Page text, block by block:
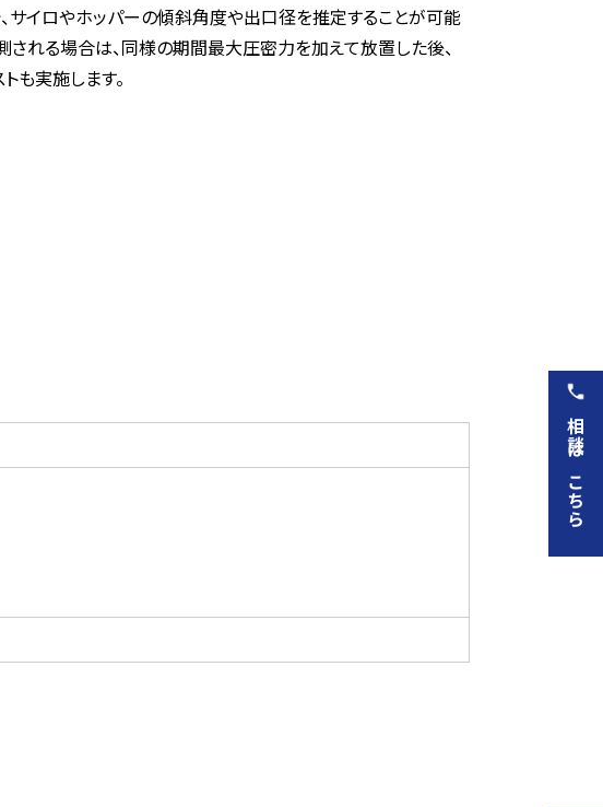
サイロやホッパーの傾斜角度や出口径を推定することが可能
される場合は、同様の期間最大圧密力を加えて放置した後、
も実施します。
相談はこちら